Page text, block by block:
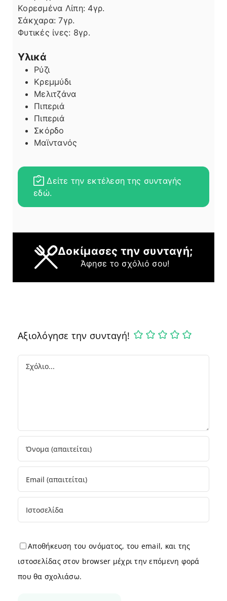
Κορεσμένα Λίπη: 4γρ.
Σάκχαρα:7γρ.
Φυτικές ίνες: 8γρ.
Υλικά
Ρύζι
Κρεμμύδι
Μελιτζάνα
Πιπεριά
Πιπεριά
Σκόρδο
Μαϊντανός
Δείτε την εκτέλεση της συνταγής
εδώ.
Δοκίμασες την συνταγή;
Άφησε το σχόλιό σου!
Αξιολόγησε την συνταγή!
Comment
Αποθήκευση του ονόματος, του email, και της
ιστοσελίδας στον browser μέχρι την επόμενη φορά
που θα σχολιάσω.